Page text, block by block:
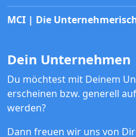
MCI | Die
Dein Unternehmen
Du möchtest mit Deinem
erscheinen bzw. generell
werden?
Dann freuen wir uns von